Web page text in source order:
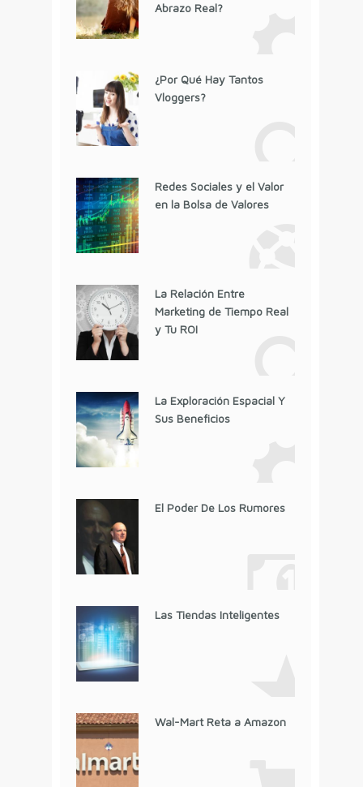
Abrazo Real?
¿Por Qué Hay Tantos
Vloggers?
Redes Sociales y el Valor
en la Bolsa de Valores
La Relación Entre
Marketing de Tiempo Real
y Tu ROI
La Exploración Espacial Y
Sus Beneficios
El Poder De Los Rumores
Las Tiendas Inteligentes
Wal-Mart Reta a Amazon